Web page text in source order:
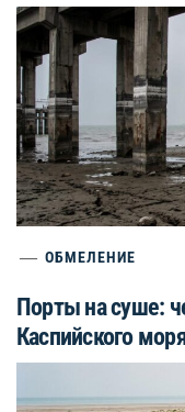
ОБМЕЛЕНИЕ
Порты на суше:
Каспийского